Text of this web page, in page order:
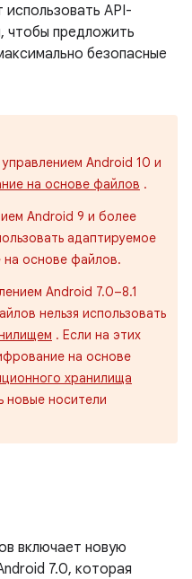
API-
чтобы предложить
безопасные
Android 10 и
на основе файлов .
Android 9 и более
адаптируемое
основе файлов.
Android 7.0–8.1
нельзя использовать
. Если на этих
на основе
хранилища
новые носители
включает новую
7.0, которая